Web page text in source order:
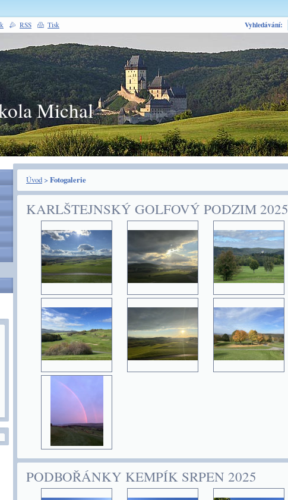
Michal
Úvod> Fotogalerie
KARLŠTEJNSKÝ GOLFOVÝ PODZIM 2025
PODBOŘÁNKY KEMPÍK SRPEN 2025
RSS Tisk Vyhledávání: